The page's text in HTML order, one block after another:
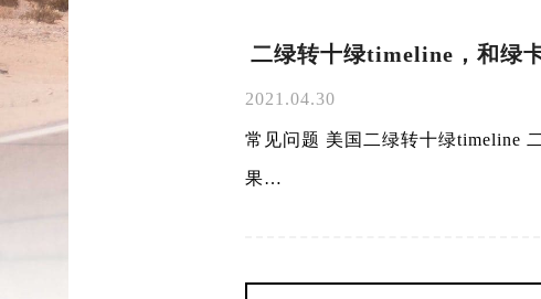
二绿转十绿timeline，和绿
2021.04.30
常见问题 美国二绿转十绿timeline
果…